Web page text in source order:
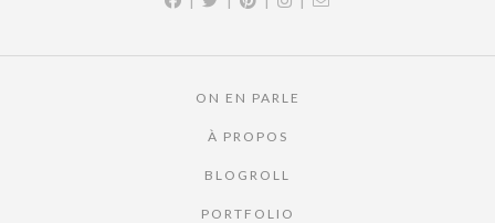
ON EN PARLE
À PROPOS
BLOGROLL
PORTFOLIO